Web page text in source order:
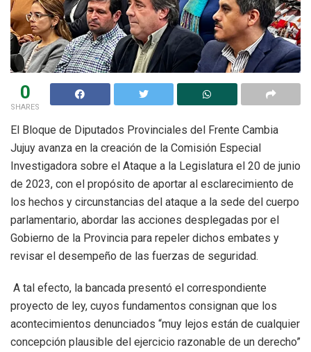
0
SHARES
El Bloque de Diputados Provinciales del Frente Cambia
Jujuy avanza en la creación de la Comisión Especial
Investigadora sobre el Ataque a la Legislatura el 20 de junio
de 2023, con el propósito de aportar al esclarecimiento de
los hechos y circunstancias del ataque a la sede del cuerpo
parlamentario, abordar las acciones desplegadas por el
Gobierno de la Provincia para repeler dichos embates y
revisar el desempeño de las fuerzas de seguridad.
A tal efecto, la bancada presentó el correspondiente
proyecto de ley, cuyos fundamentos consignan que los
acontecimientos denunciados “muy lejos están de cualquier
concepción plausible del ejercicio razonable de un derecho”